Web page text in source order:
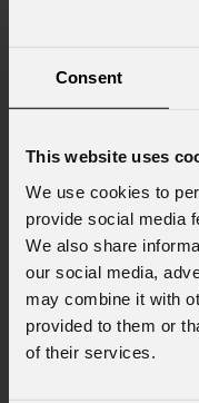
Consent
This website uses
We use cookies to
provide social media
We also share
our social media,
may combine it with
provided to them or
of their services.
Email*
Nome Azienda
Stato*